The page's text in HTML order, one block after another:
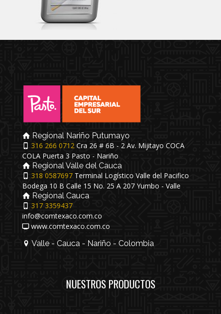
Regional Nariño Putumayo
316 266 0712 Cra 26 # 6B - 2 Av. Mijitayo COCA
COLA Puerta 3 Pasto - Nariño
Regional Valle del Cauca
318 0587697 Terminal Logístico Valle del Pacifico
Bodega 10 B Calle 15 No. 25 A 207 Yumbo - Valle
Regional Cauca
317 3359437
info@comtexaco.com.co
www.comtexaco.com.co
Valle - Cauca - Nariño - Colombia
NUESTROS PRODUCTOS